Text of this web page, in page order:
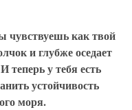
чувствуешь как твой
и глубже оседает
теперь у тебя есть
устойчивость
моря.